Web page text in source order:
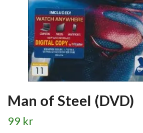
Man of Steel (DVD)
99 kr